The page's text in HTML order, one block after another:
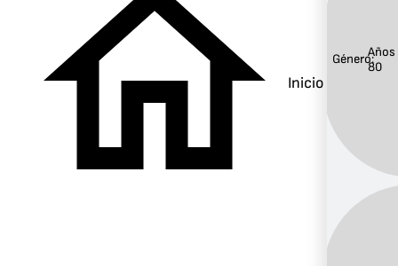
Inicio
Género:Años
80